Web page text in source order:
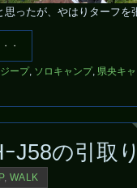
思ったが、やはりターフを
・
ジープ, ソロキャンプ, 県央キ
の引取り
, WALK